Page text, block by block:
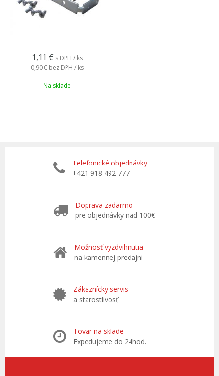
1,11 € s DPH / ks
0,90 € bez DPH / ks
Na sklade
Telefonické objednávky
+421 918 492 777
Doprava zadarmo
pre objednávky nad 100€
Možnosť vyzdvihnutia
na kamennej predajni
Zákaznícky servis
a starostlivosť
Tovar na sklade
Expedujeme do 24hod.